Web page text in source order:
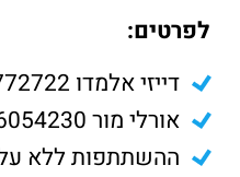
לפרטים:
דייזי אלמדו 050-9772722
אורלי מור 052-6054230
ההשתתפות ללא